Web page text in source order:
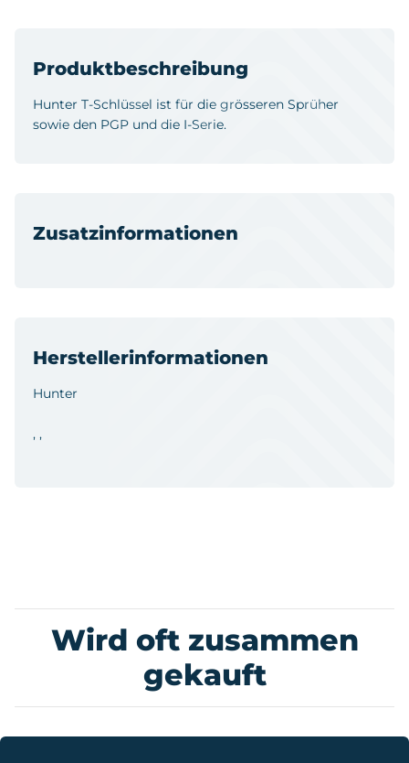
Produktbeschreibung
Hunter T-Schlüssel ist für die grösseren Sprüher
sowie den PGP und die I-Serie.
Zusatzinformationen
Herstellerinformationen
Hunter
, ,
Wird oft zusammen
gekauft